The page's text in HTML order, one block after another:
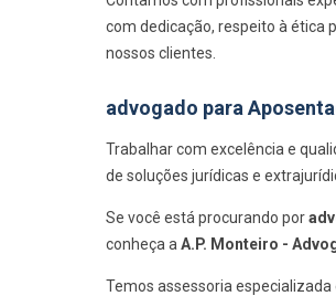
com dedicação, respeito à ética
nossos clientes.
advogado para
Trabalhar com excelência e
de soluções jurídicas e
Se você está procurando por
conheça a A.P. Monteiro -
Temos assessoria especializada